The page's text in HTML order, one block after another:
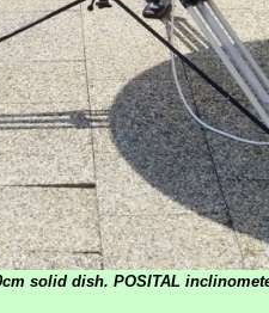
solid dish. POSITAL